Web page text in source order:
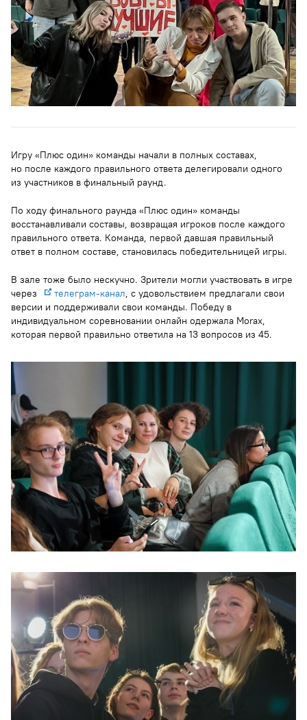
Игру «Плюс один» команды начали в полных составах,
но после каждого правильного ответа делегировали одного
из участников в финальный раунд.
По ходу финального раунда «Плюс один» команды
восстанавливали составы, возвращая игроков после каждого
правильного ответа. Команда, первой давшая правильный
ответ в полном составе, становилась победительницей игры.
В зале тоже было нескучно. Зрители могли участвовать в игре
через
телеграм-канал, с удовольствием предлагали свои
версии и поддерживали свои команды. Победу в
индивидуальном соревновании онлайн одержала Morax,
которая первой правильно ответила на 13 вопросов из 45.